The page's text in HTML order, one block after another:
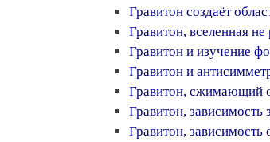
Гравитон создаёт
Гравитон, вселенная
Гравитон и изучение
Гравитон и
Гравитон, сжимающий
Гравитон, зависимость
Гравитон, зависимость